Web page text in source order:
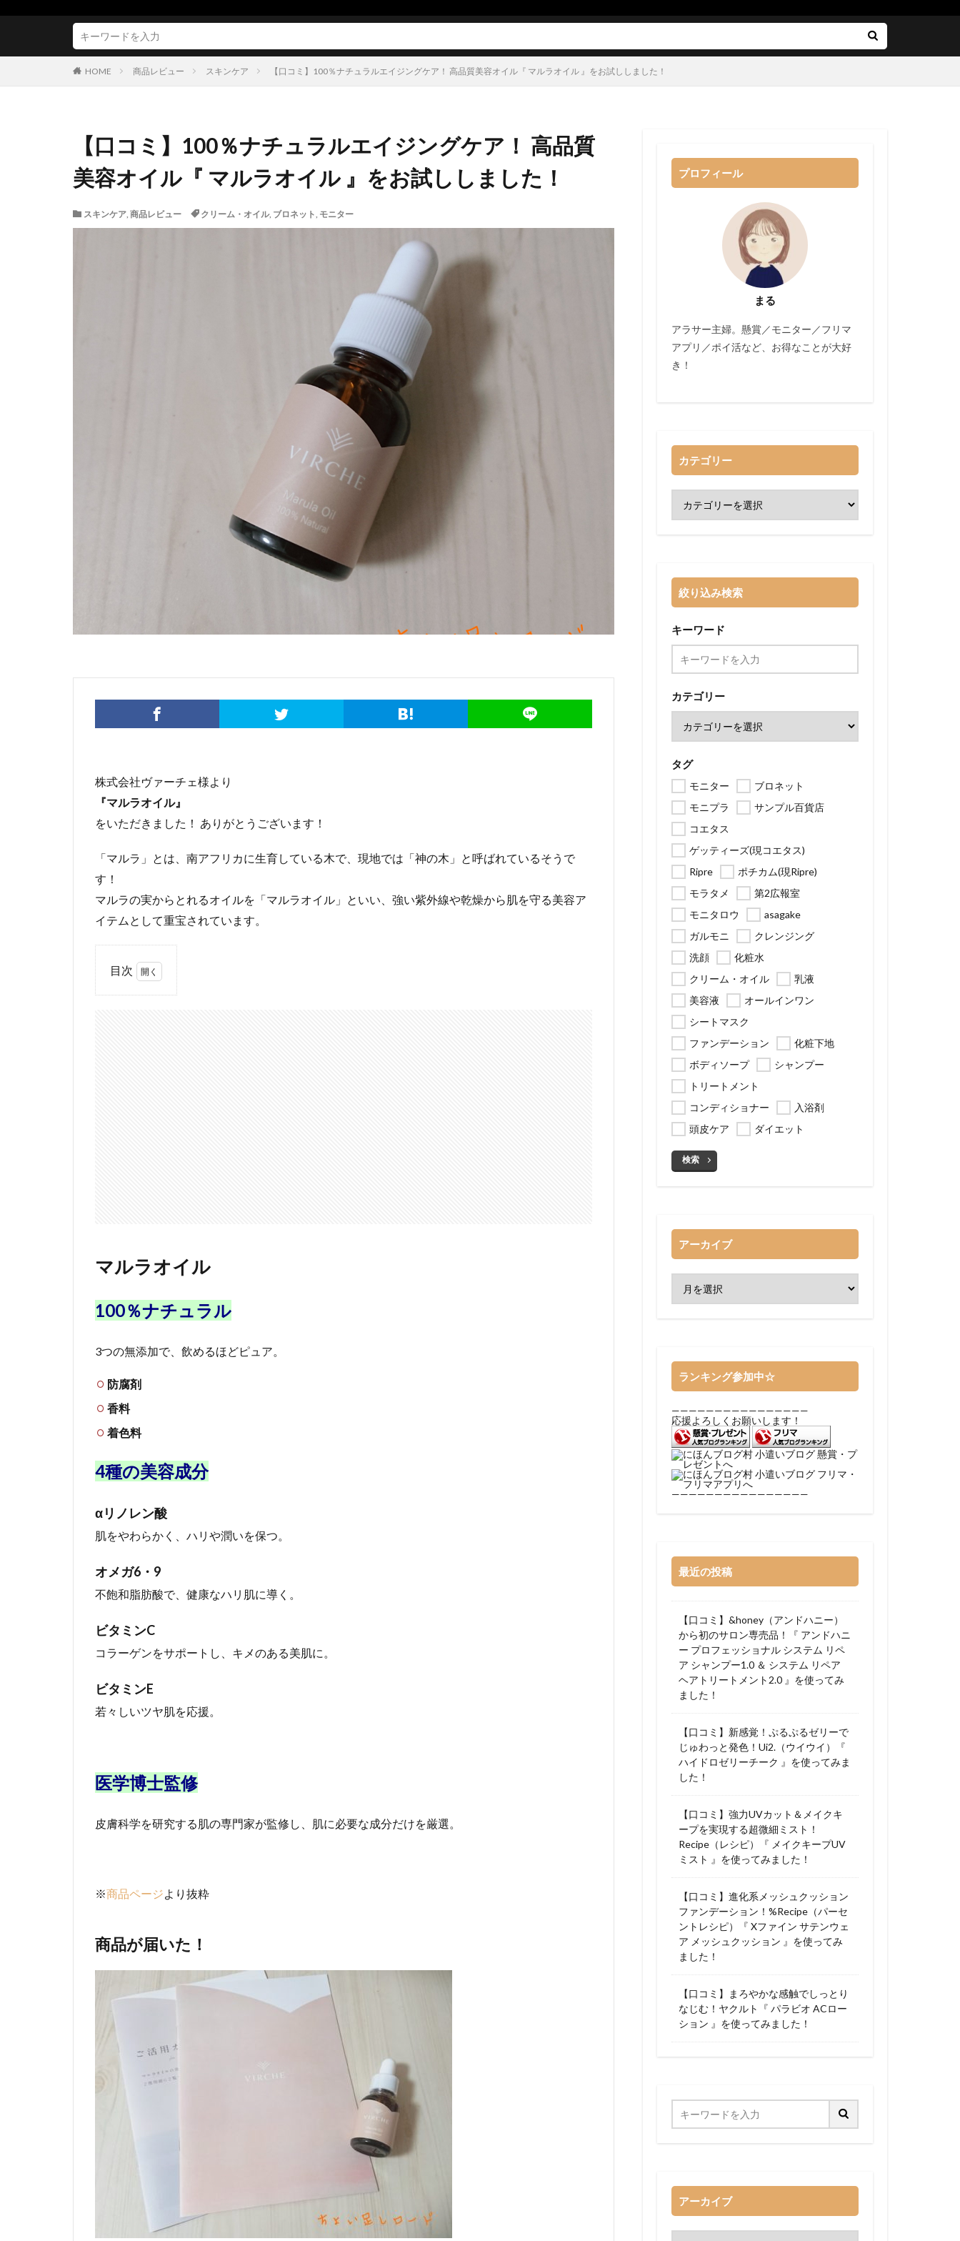
HOME 商品レビュー スキンケア 【口コミ】100％ナチュラルエイジングケア！ 高品質美容オイル『 マルラオイル 』をお試ししました！
【口コミ】100％ナチュラルエイジングケア！ 高品質
美容オイル『 マルラオイル 』をお試ししました！
スキンケア, 商品レビュー クリーム・オイル, ブロネット, モニター
株式会社ヴァーチェ様より
『マルラオイル』
をいただきました！ ありがとうございます！
「マルラ」とは、南アフリカに生育している木で、現地では「神の木」と呼ばれているそうで
す！
マルラの実からとれるオイルを「マルラオイル」といい、強い紫外線や乾燥から肌を守る美容ア
イテムとして重宝されています。
目次
な
て
い
イ
様
マルラオイル
100％ナチュラル
3つの無添加で、飲めるほどピュア。
防腐剤
香料
着色料
4種の美容成分
αリノレン酸
肌をやわらかく、ハリや潤いを保つ。
オメガ6・9
不飽和脂肪酸で、健康なハリ肌に導く。
ビタミンC
コラーゲンをサポートし、キメのある美肌に。
ビタミンE
若々しいツヤ肌を応援。
医学博士監修
皮膚科学を研究する肌の専門家が監修し、肌に必要な成分だけを厳選。
※商品ページ より抜粋
商品が届いた！
プロフィール
まる
アラサー主婦。懸賞／モニター／フリマ
アプリ／ポイ活など、お得なことが大好
き！
カテゴリー
絞り込み検索
キーワード
カテゴリー
タグ
モニター
ブロネット
モニプラ
サンプル百貨店
コエタス
ゲッティーズ(現コエタス)
Ripre
ポチカム(現Ripre)
モラタメ
第2広報室
モニタロウ
asagake
ガルモニ
クレンジング
洗顔
化粧水
クリーム・オイル
乳液
美容液
オールインワン
シートマスク
ファンデーション
化粧下地
ボディソープ
シャンプー
トリートメント
コンディショナー
入浴剤
頭皮ケア
ダイエット
検索
アーカイブ
ランキング参加中☆
————————————————
応援よろしくお願いします！
————————————————
最近の投稿
【口コミ】&honey（アンドハニー）
から初のサロン専売品！『 アンドハニ
ー プロフェッショナル システム リペ
ア シャンプー1.0 ＆ システム リペア
ヘアトリートメント2.0 』を使ってみ
ました！
【口コミ】新感覚！ぷるぷるゼリーで
じゅわっと発色！Ui2.（ウイウイ）『
ハイドロゼリーチーク 』を使ってみま
した！
【口コミ】強力UVカット＆メイクキ
ープを実現する超微細ミスト！
Recipe（レシピ）『 メイクキープUV
ミスト 』を使ってみました！
【口コミ】進化系メッシュクッション
ファンデーション！%Recipe（パーセ
ントレシピ）『 Xファイン サテンウェ
ア メッシュクッション 』を使ってみ
ました！
【口コミ】まろやかな感触でしっとり
なじむ！ヤクルト『 パラビオ ACロー
ション 』を使ってみました！
アーカイブ